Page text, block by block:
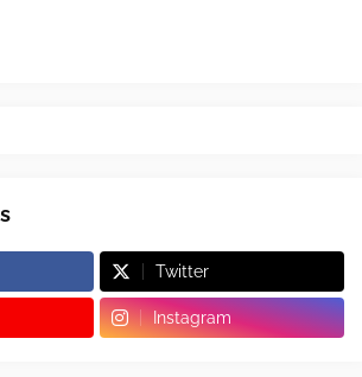
Twitter
Instagram